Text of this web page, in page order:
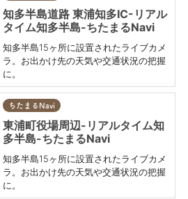
知多半島道路 東浦知多IC-リアル
タイム知多半島-ちたまるNavi
知多半島15ヶ所に設置されたライブカメ
ラ。お出かけ先の天気や交通状況の把握
に。
ちたまるNavi
東浦町役場周辺-リアルタイム知
多半島-ちたまるNavi
知多半島15ヶ所に設置されたライブカメ
ラ。お出かけ先の天気や交通状況の把握
に。